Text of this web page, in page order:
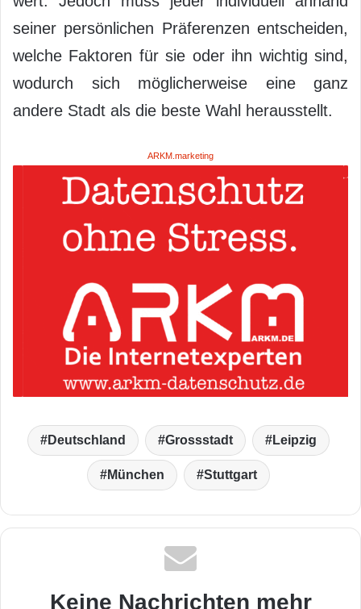
seiner persönlichen Präferenzen entscheiden,
welche Faktoren für sie oder ihn wichtig sind,
wodurch sich möglicherweise eine ganz
andere Stadt als die beste Wahl herausstellt.
ARKM.marketing
Deutschland Grossstadt Leipzig
München Stuttgart
Keine Nachrichten mehr